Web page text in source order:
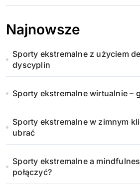
Najnowsze
Sporty ekstremalne z użyciem
dyscyplin
Sporty ekstremalne wirtualnie –
Sporty ekstremalne w zimnym
ubrać
Sporty ekstremalne a
połączyć?